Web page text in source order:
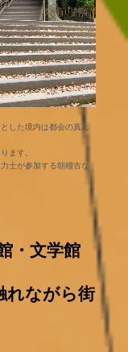
した境内は都会の真ん
ます。
士が参加する朝稽古な
・文学館
れながら街